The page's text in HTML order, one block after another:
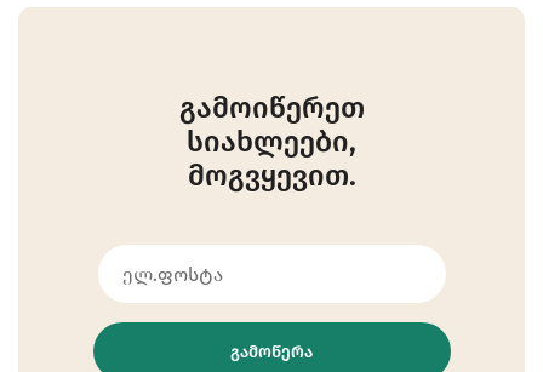
გამოიწერეთ
სიახლეები,
მოგვყევით.
ᲒᲐᲛᲝᲬᲔᲠᲐ